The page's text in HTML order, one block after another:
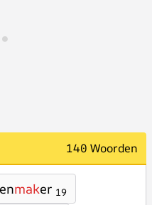
140 Woorden
maker 19